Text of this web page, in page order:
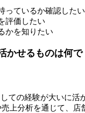
っているか確認したい
評価したい
かを知りたい
かせるものは何で
ての経験が大いに活
上分析を通じて、店